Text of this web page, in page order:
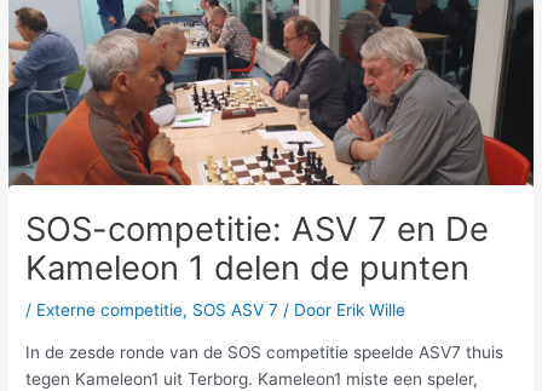
SOS-competitie: ASV 7 en De
Kameleon 1 delen de punten
/ Externe competitie, SOS ASV 7 / Door Erik Wille
In de zesde ronde van de SOS competitie speelde ASV7 thuis
tegen Kameleon1 uit Terborg. Kameleon1 miste een speler,